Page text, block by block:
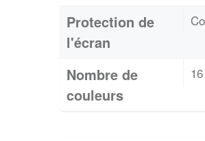
Protection de
l'écran
Nombre de
couleurs